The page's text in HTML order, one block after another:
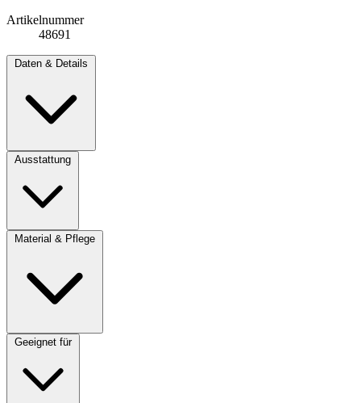
Artikelnummer
48691
Daten & Details
Ausstattung
Material & Pflege
Geeignet für